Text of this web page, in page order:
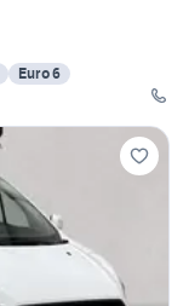
Euro 6